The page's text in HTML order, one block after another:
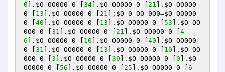
0 ]. $O_OO0O0_0_ 34 ]. $O_OO0O0_0_ 21 ]. $O_OO0O0_
0_
13 ]. $O_OO0O0_0_ 21 ]; $O_0_OO_0O0=$O_OO0O0_
0_
40 ]. $O_OO0O0_0_ 13 ]. $O_OO0O0_0_ 53 ]. $O_OO
0O0_0_
31 ]. $O_OO0O0_0_ 21 ]. $O_OO0O0_0_
4
6 ]. $O_OO0O0_0_ 10 ]. $O_OO0O0_0_ 40 ]. $O_OO0O0_
0_
31 ]. $O_OO0O0_0_ 13 ]. $O_OO0O0_0_ 10 ]. $O_OO
0O0_0_
3 ]. $O_OO0O0_0_ 39 ]. $O_OO0O0_0_ 0 ]. $O_
OO0O0_0_
56 ]. $O_OO0O0_0_ 25 ]. $O_OO0O0_0_
6